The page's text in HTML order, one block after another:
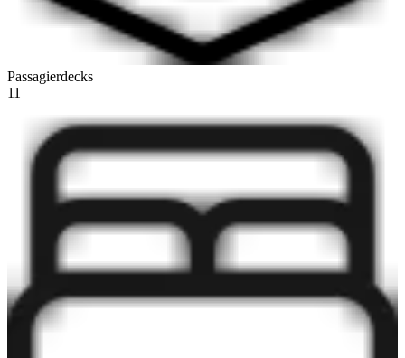
Passagierdecks
11